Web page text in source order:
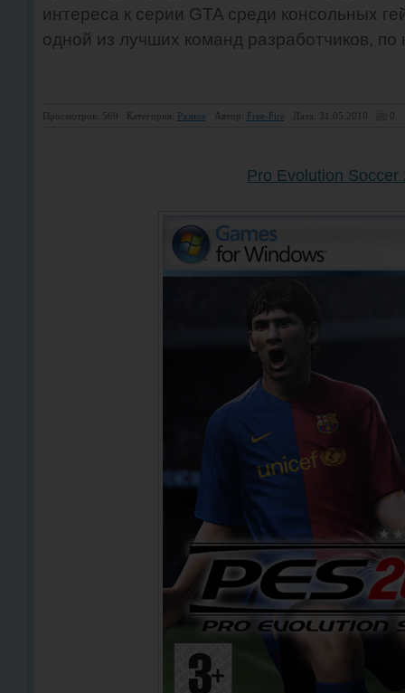
интереса к серии GTA среди консольных
одной из лучших команд разработчиков,
Просмотров: 569 Категория: Разное Автор: Free-Fire Дата: 31.05.2010
Pro Evolution Soccer